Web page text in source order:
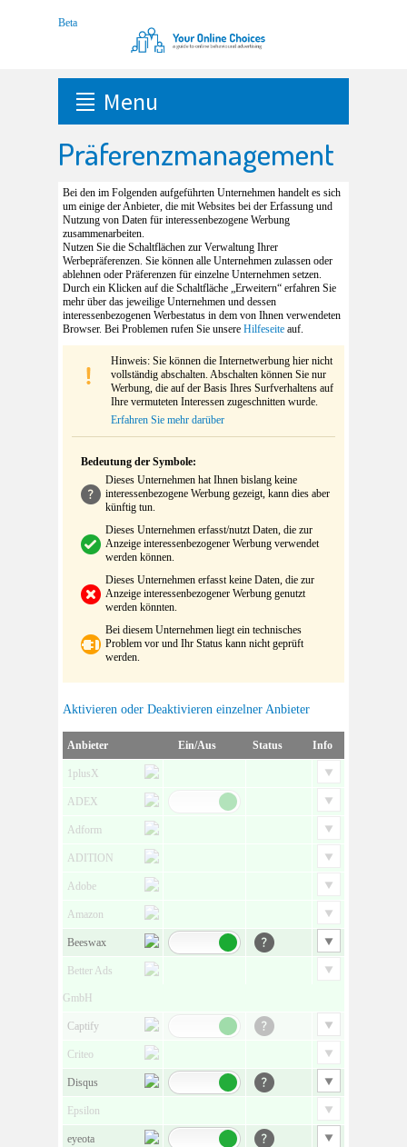
Menu
Präferenzmanagement
Bei den im Folgenden aufgeführten Unternehmen handelt es sich
um einige der Anbieter, die mit Websites bei der Erfassung und
Nutzung von Daten für interessenbezogene Werbung
zusammenarbeiten.
Nutzen Sie die Schaltflächen zur Verwaltung Ihrer
Werbepräferenzen. Sie können alle Unternehmen zulassen oder
ablehnen oder Präferenzen für einzelne Unternehmen setzen.
Durch ein Klicken auf die Schaltfläche „Erweitern“ erfahren Sie
mehr über das jeweilige Unternehmen und dessen
interessenbezogenen Werbestatus in dem von Ihnen verwendeten
Browser. Bei Problemen rufen Sie unsere Hilfeseite auf.
Hinweis: Sie können die Internetwerbung hier nicht
vollständig abschalten. Abschalten können Sie nur
Werbung, die auf der Basis Ihres Surfverhaltens auf
Ihre vermuteten Interessen zugeschnitten wurde.
Erfahren Sie mehr darüber
Bedeutung der Symbole:
Dieses Unternehmen hat Ihnen bislang keine
interessenbezogene Werbung gezeigt, kann dies aber
künftig tun.
Dieses Unternehmen erfasst/nutzt Daten, die zur
Anzeige interessenbezogener Werbung verwendet
werden können.
Dieses Unternehmen erfasst keine Daten, die zur
Anzeige interessenbezogener Werbung genutzt
werden könnten.
Bei diesem Unternehmen liegt ein technisches
Problem vor und Ihr Status kann nicht geprüft
werden.